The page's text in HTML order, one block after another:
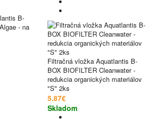
B-
- na
Filtračná vložka Aquatlantis B-
BOX BIOFILTER Cleanwater -
redukcia organických materiálov
"S" 2ks
5.87€
Skladom